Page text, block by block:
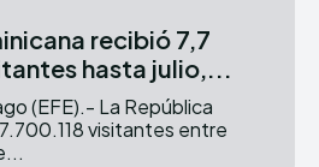
recibió 7,7
hasta julio,...
(EFE).- La República
visitantes entre